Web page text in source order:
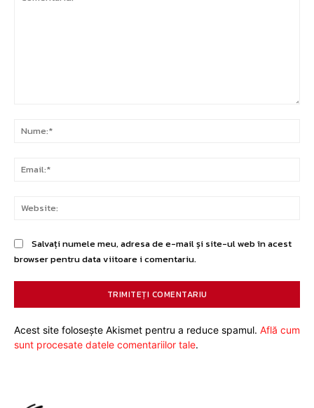
Salvați numele meu, adresa de e-mail și site-ul web în acest
browser pentru data viitoare i comentariu.
Acest site folosește Akismet pentru a reduce spamul. Află cum
sunt procesate datele comentariilor tale.